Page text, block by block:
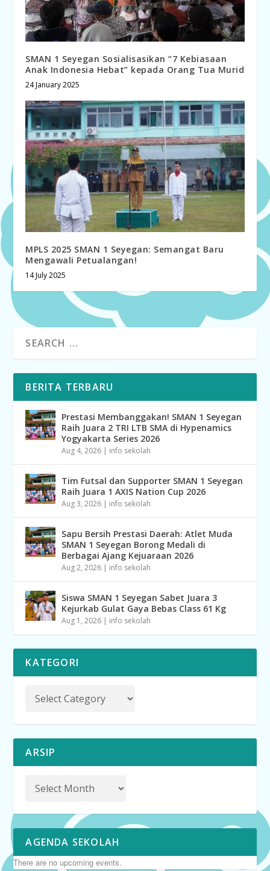
SMAN 1 Seyegan Sosialisasikan “7 Kebiasaan
Anak Indonesia Hebat” kepada Orang Tua Murid
24 January 2025
MPLS 2025 SMAN 1 Seyegan: Semangat Baru
Mengawali Petualangan!
14 July 2025
BERITA TERBARU
Prestasi Membanggakan! SMAN 1 Seyegan
Raih Juara 2 TRI LTB SMA di Hypenamics
Yogyakarta Series 2026
Aug 4, 2026 | info sekolah
Tim Futsal dan Supporter SMAN 1 Seyegan
Raih Juara 1 AXIS Nation Cup 2026
Aug 3, 2026 | info sekolah
Sapu Bersih Prestasi Daerah: Atlet Muda
SMAN 1 Seyegan Borong Medali di
Berbagai Ajang Kejuaraan 2026
Aug 2, 2026 | info sekolah
Siswa SMAN 1 Seyegan Sabet Juara 3
Kejurkab Gulat Gaya Bebas Class 61 Kg
Aug 1, 2026 | info sekolah
KATEGORI
ARSIP
AGENDA SEKOLAH
There are no upcoming events.